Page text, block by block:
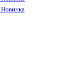
Новинка